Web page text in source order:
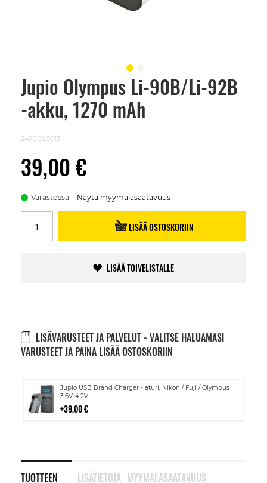
Jupio Olympus Li-90B/Li-92B
-akku, 1270 mAh
24JCOL0013
39,00 €
Varastossa Näytä myymäläsaatavuus
LISÄÄ OSTOSKORIIN
LISÄÄ TOIVELISTALLE
LISÄVARUSTEET JA PALVELUT - VALITSE HALUAMASI
VARUSTEET JA PAINA LISÄÄ OSTOSKORIIN
Jupio USB Brand Charger -laturi, Nikon / Fuji / Olympus
3.6V-4.2V
39,00 €
Lisää
ostoskoriin
TUOTTEEN
LISÄTIETOJA MYYMÄLÄSAATAVUUS
Skip
beginning
images